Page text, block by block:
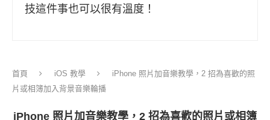
技這件事也可以很有溫度！
首頁 iOS 教學
iPhone 照片加音樂教學，2 招為喜歡的照
片或相簿加入背景音樂輪播
iPhone 照片加音樂教學，2 招為喜歡的照片或相簿